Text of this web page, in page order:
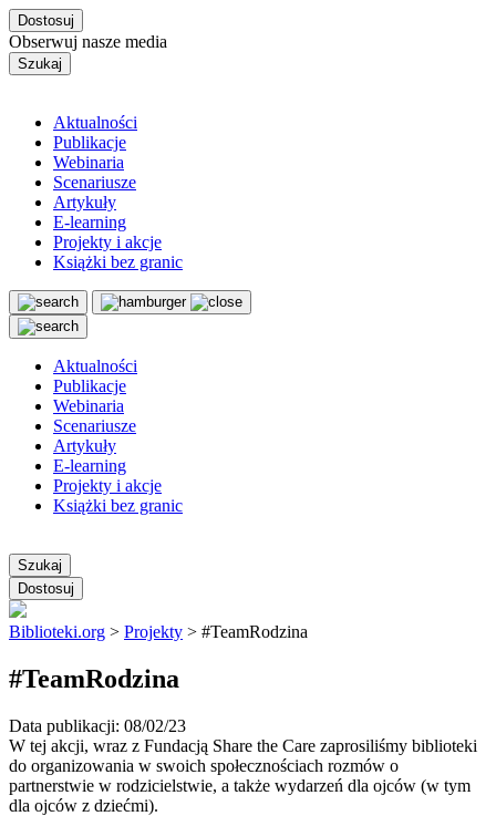
Dostosuj
Obserwuj nasze media
Szukaj
Aktualności
Publikacje
Webinaria
Scenariusze
Artykuły
E-learning
Projekty i akcje
Książki bez granic
Aktualności
Publikacje
Webinaria
Scenariusze
Artykuły
E-learning
Projekty i akcje
Książki bez granic
Szukaj
Dostosuj
Biblioteki.org > Projekty > #TeamRodzina
#TeamRodzina
Data publikacji: 08/02/23
W tej akcji, wraz z Fundacją Share the Care zaprosiliśmy biblioteki
do organizowania w swoich społecznościach rozmów o
partnerstwie w rodzicielstwie, a także wydarzeń dla ojców (w tym
dla ojców z dziećmi).